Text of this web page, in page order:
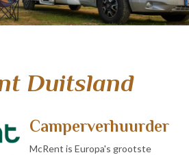
Duitsland
Camperverhuurder
McRent is Europa's grootste